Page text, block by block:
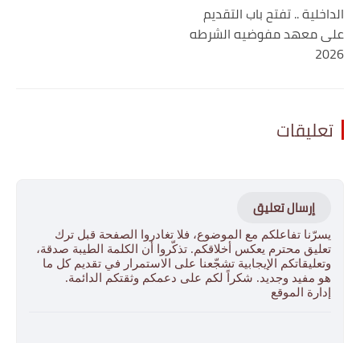
الداخلية .. تفتح باب التقديم
على معهد مفوضيه الشرطه
2026
تعليقات
إرسال تعليق
يسرّنا تفاعلكم مع الموضوع، فلا تغادروا الصفحة قبل ترك
تعليق محترم يعكس أخلاقكم. تذكّروا أن الكلمة الطيبة صدقة،
وتعليقاتكم الإيجابية تشجّعنا على الاستمرار في تقديم كل ما
هو مفيد وجديد. شكراً لكم على دعمكم وثقتكم الدائمة.
إدارة الموقع